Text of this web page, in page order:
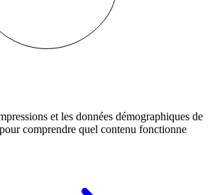
et les données démographiques de
comprendre quel contenu fonctionne